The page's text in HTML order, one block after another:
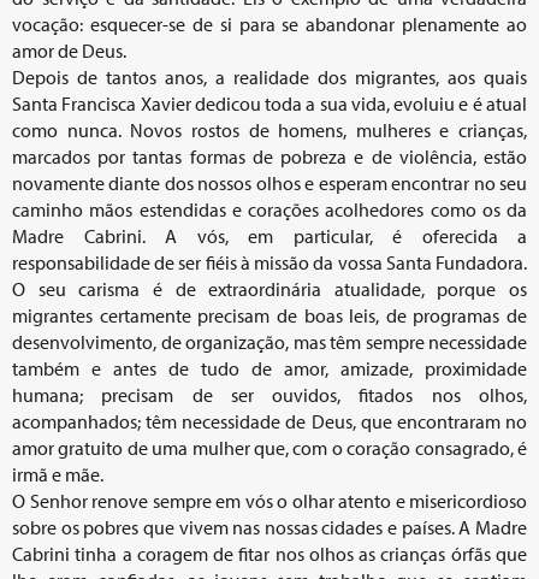
vocação: esquecer-se de si para se abandonar plenamente ao
amor de Deus.
Depois de tantos anos, a realidade dos migrantes, aos quais
Santa Francisca Xavier dedicou toda a sua vida, evoluiu e é atual
como nunca. Novos rostos de homens, mulheres e crianças,
marcados por tantas formas de pobreza e de violência, estão
novamente diante dos nossos olhos e esperam encontrar no seu
caminho mãos estendidas e corações acolhedores como os da
Madre Cabrini. A vós, em particular, é oferecida a
responsabilidade de ser fiéis à missão da vossa Santa Fundadora.
O seu carisma é de extraordinária atualidade, porque os
migrantes certamente precisam de boas leis, de programas de
desenvolvimento, de organização, mas têm sempre necessidade
também e antes de tudo de amor, amizade, proximidade
humana; precisam de ser ouvidos, fitados nos olhos,
acompanhados; têm necessidade de Deus, que encontraram no
amor gratuito de uma mulher que, com o coração consagrado, é
irmã e mãe.
O Senhor renove sempre em vós o olhar atento e misericordioso
sobre os pobres que vivem nas nossas cidades e países. A Madre
Cabrini tinha a coragem de fitar nos olhos as crianças órfãs que